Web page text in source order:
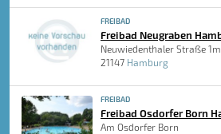
FREIBAD
Freibad Neugraben
Neuwiedenthaler Straße 1m
21147 Hamburg
FREIBAD
Freibad Osdorfer Born
Am Osdorfer Born